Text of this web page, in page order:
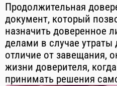
Продолжительная
документ, который
назначить доверенное
делами в случае утраты
отличие от завещания,
жизни доверителя,
принимать решения